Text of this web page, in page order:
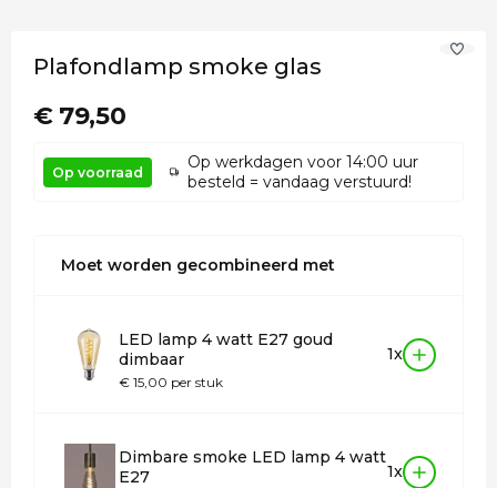
Plafondlamp smoke glas
€ 79,50
Op voorraad
Op werkdagen voor 14:00 uur
besteld = vandaag verstuurd!
Moet worden gecombineerd met
LED lamp 4 watt E27 goud
dimbaar
€ 15,00 per stuk
1x
Dimbare smoke LED lamp 4 watt
E27
1x